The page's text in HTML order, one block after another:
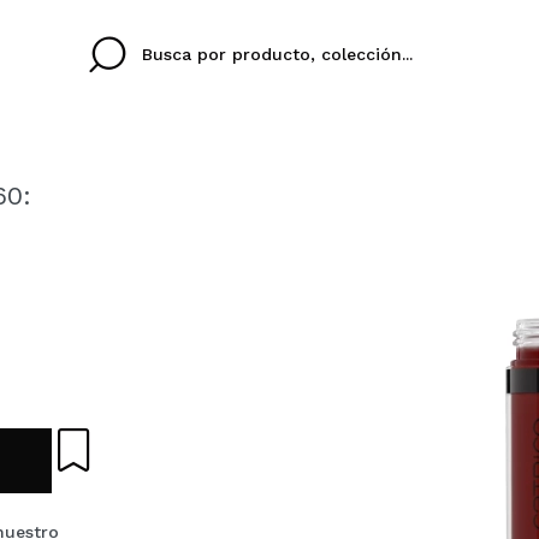
Al crear una cuenta
rápidamente, revisar
IDIOMA ENGLISH
colori